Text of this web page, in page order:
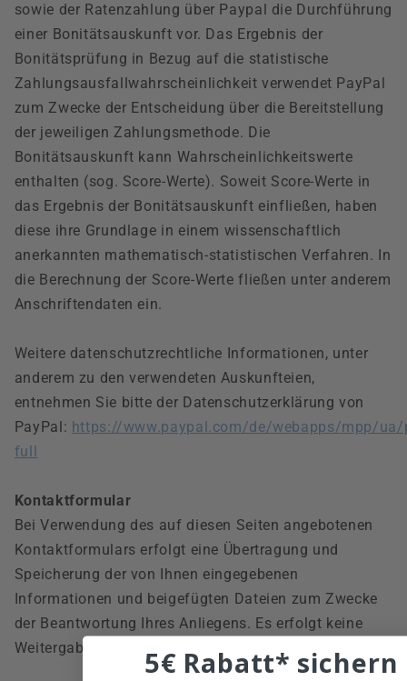
sowie der Ratenzahlung über Paypal die Durchführung
einer Bonitätsauskunft vor. Das Ergebnis der
Bonitätsprüfung in Bezug auf die statistische
Zahlungsausfallwahrscheinlichkeit verwendet PayPal
zum Zwecke der Entscheidung über die Bereitstellung
der jeweiligen Zahlungsmethode. Die
Bonitätsauskunft kann Wahrscheinlichkeitswerte
enthalten (sog. Score-Werte). Soweit Score-Werte in
das Ergebnis der Bonitätsauskunft einfließen, haben
diese ihre Grundlage in einem wissenschaftlich
anerkannten mathematisch-statistischen Verfahren. In
die Berechnung der Score-Werte fließen unter anderem
Anschriftendaten ein.
Weitere datenschutzrechtliche Informationen, unter
anderem zu den verwendeten Auskunfteien,
entnehmen Sie bitte der Datenschutzerklärung von
PayPal: https://www.paypal.com/de/webapps/mpp/ua/
full
Kontaktformular
Bei Verwendung des auf diesen Seiten angebotenen
Kontaktformulars erfolgt eine Übertragung und
Speicherung der von Ihnen eingegebenen
Informationen und beigefügten Dateien zum Zwecke
der Beantwortung Ihres Anliegens. Es erfolgt keine
Weitergabe von Daten an Dritte.5€ Rabatt* sichern